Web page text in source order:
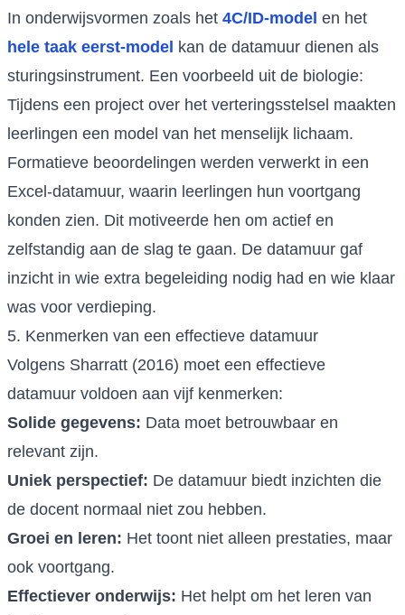
In onderwijsvormen zoals het 4C/ID-model en het
hele taak eerst-model kan de datamuur dienen als
sturingsinstrument. Een voorbeeld uit de biologie:
Tijdens een project over het verteringsstelsel maakten
leerlingen een model van het menselijk lichaam.
Formatieve beoordelingen werden verwerkt in een
Excel-datamuur, waarin leerlingen hun voortgang
konden zien. Dit motiveerde hen om actief en
zelfstandig aan de slag te gaan. De datamuur gaf
inzicht in wie extra begeleiding nodig had en wie klaar
was voor verdieping.
5. Kenmerken van een effectieve datamuur
Volgens Sharratt (2016) moet een effectieve
datamuur voldoen aan vijf kenmerken:
Solide gegevens: Data moet betrouwbaar en
relevant zijn.
Uniek perspectief: De datamuur biedt inzichten die
de docent normaal niet zou hebben.
Groei en leren: Het toont niet alleen prestaties, maar
ook voortgang.
Effectiever onderwijs: Het helpt om het leren van